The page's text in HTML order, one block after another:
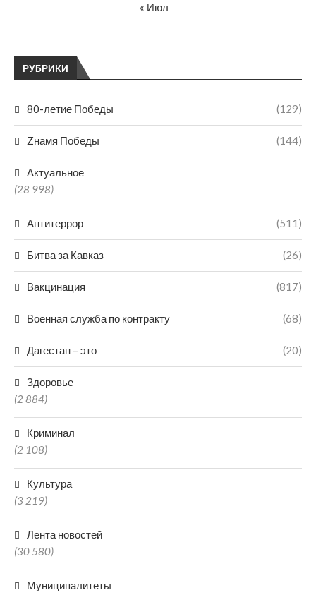
РУБРИКИ
80-летие Победы (129)
Zнамя Победы (144)
Актуальное
(28 998)
Антитеррор (511)
Битва за Кавказ (26)
Вакцинация (817)
Военная служба по контракту (68)
Дагестан – это (20)
Здоровье
(2 884)
Криминал
(2 108)
Культура
(3 219)
Лента новостей
(30 580)
Муниципалитеты
« Июл